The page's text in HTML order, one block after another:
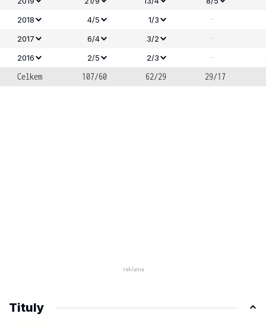
2018
4/5 1/3 -
2017
6/4 3/2 -
2016
2/5 2/3 -
Celkem 107/60 62/29 29/17
Tituly